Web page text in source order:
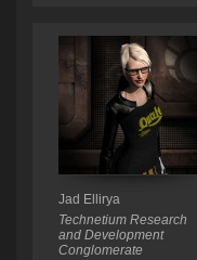
Jad Ellirya
Technetium Research
and Development
Conglomerate